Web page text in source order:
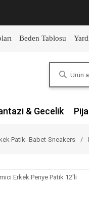
Beden Tablosu
& Gecelik
Patik- Babet-Sneakers